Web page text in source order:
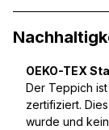
OEKO-TEX
Der Teppich ist
zertifiziert.
wurde und